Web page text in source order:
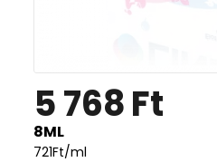
5 768Ft
8ML
721Ft/ml